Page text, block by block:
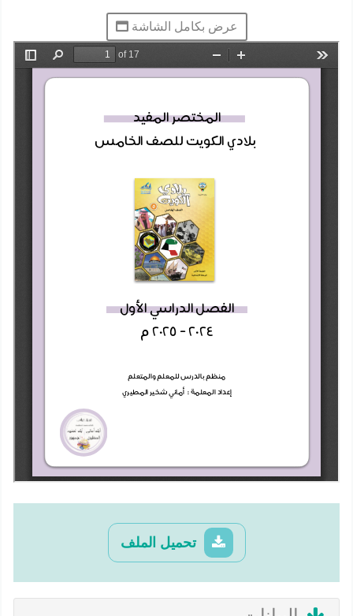
عرض بكامل الشاشة
تحميل الملف